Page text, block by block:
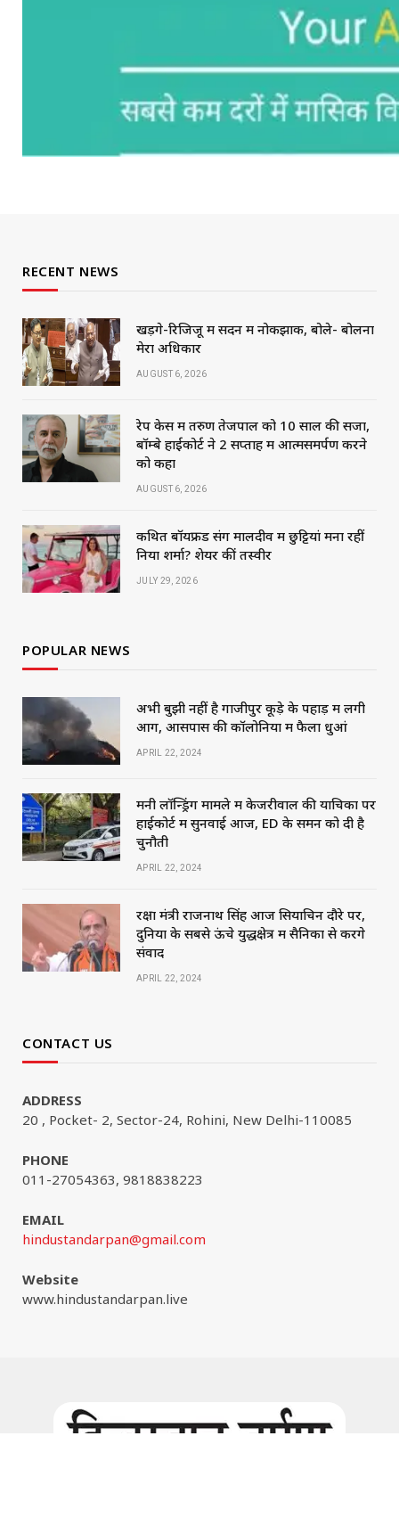
RECENT NEWS
खड़गे-रिजिजू में सदन में नोकझोंक, बोले- बोलना
मेरा अधिकार
AUGUST 6, 2026
रेप केस में तरुण तेजपाल को 10 साल की सजा,
बॉम्बे हाईकोर्ट ने 2 सप्ताह में आत्मसमर्पण करने
को कहा
AUGUST 6, 2026
कथित बॉयफ्रेंड संग मालदीव में छुट्टियां मना रहीं
निया शर्मा? शेयर कीं तस्वीरें
JULY 29, 2026
POPULAR NEWS
अभी बुझी नहीं है गाजीपुर कूड़े के पहाड़ में लगी
आग, आसपास की कॉलोनियों में फैला धुआं
APRIL 22, 2024
मनी लॉन्ड्रिंग मामले में केजरीवाल की याचिका पर
हाईकोर्ट में सुनवाई आज, ED के समन को दी है
चुनौती
APRIL 22, 2024
रक्षा मंत्री राजनाथ सिंह आज सियाचिन दौरे पर,
दुनिया के सबसे ऊंचे युद्धक्षेत्र में सैनिकों से करेंगे
संवाद
APRIL 22, 2024
CONTACT US
ADDRESS
20 , Pocket- 2, Sector-24, Rohini, New Delhi-110085
PHONE
011-27054363, 9818838223
EMAIL
hindustandarpan@gmail.com
Website
www.hindustandarpan.live